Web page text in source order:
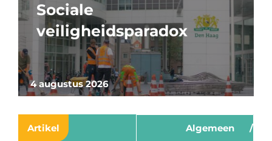
4 augustus 2026
Sociale
veiligheidsparadox
Artikel Algemeen